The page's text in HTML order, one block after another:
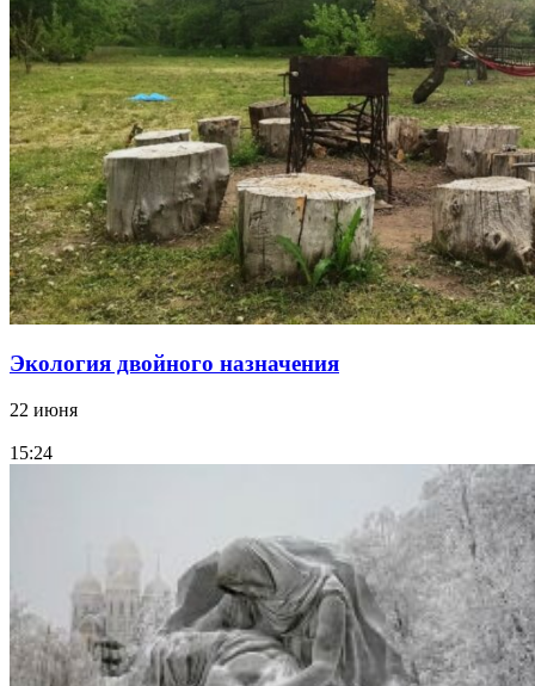
Экология двойного назначения
22 июня
15:24